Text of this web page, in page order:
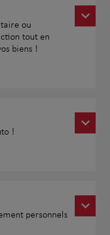
ou
tout en
biens !
!
personnels